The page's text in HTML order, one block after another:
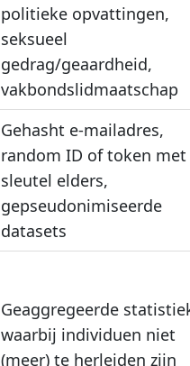
politieke opvattingen,
seksueel
gedrag/geaardheid,
vakbondslidmaatschap
Gehasht e-mailadres,
random ID of token met
sleutel elders,
gepseudonimiseerde
datasets
Geaggregeerde
waarbij individuen niet
(meer) te herleiden zijn